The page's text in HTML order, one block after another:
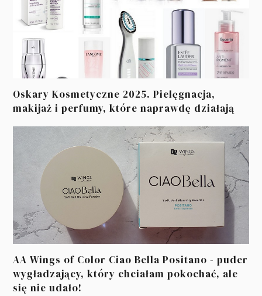
Oskary Kosmetyczne 2025. Pielęgnacja,
makijaż i perfumy, które naprawdę działają
AA Wings of Color Ciao Bella Positano - puder
wygładzający, który chciałam pokochać, ale
się nie udało!